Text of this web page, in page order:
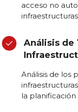
acceso no
Análisis de
Análisis de los
la planificación